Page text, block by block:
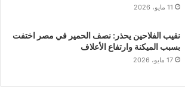
11 مايو، 2026
نقيب الفلاحين يحذر: نصف الحمير في مصر اختفت
بسبب الميكنة وارتفاع الأعلاف
17 مايو، 2026